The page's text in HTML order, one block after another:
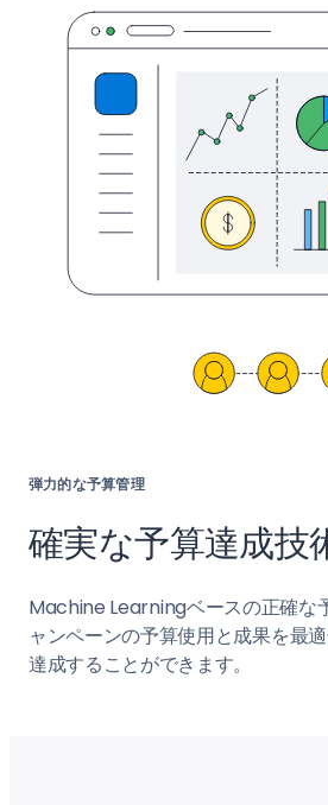
弾力的な予算管理
確実な予算達成技
Machine Learningベースの正確な
ャンペーンの予算使用と成果を最
達成することができます。